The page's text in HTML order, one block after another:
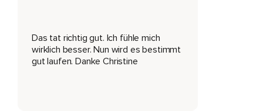
Irgendetwas,
Das dir Kopfzerbrechen bereitet hat und du musstest dich
Das tat richtig gut. Ich fühle mich
wirklich besser. Nun wird es bestimmt
gut laufen. Danke Christine